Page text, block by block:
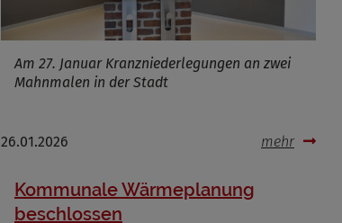
Am 27. Januar Kranzniederlegungen an zwei
Mahnmalen in der Stadt
26.01.2026 mehr
Kommunale Wärmeplanung
beschlossen